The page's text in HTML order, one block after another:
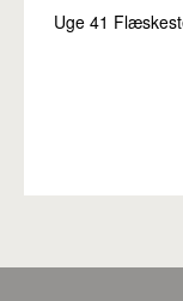
Uge 41